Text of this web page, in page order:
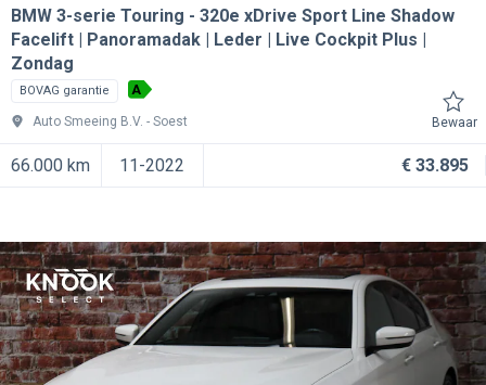
BMW 3-serie Touring
320e xDrive Sport Line Shadow
Facelift | Panoramadak | Leder | Live Cockpit Plus |
Zondag
BOVAG garantie A
Auto Smeeing B.V. Soest Bewaar
66.000 km 11-2022 € 33.895